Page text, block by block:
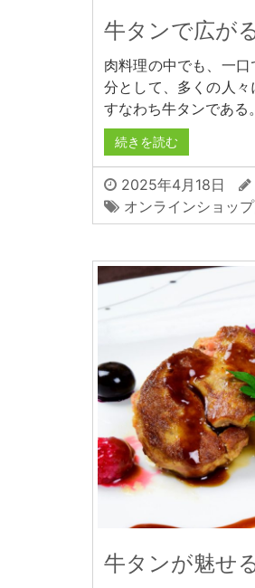
牛タンで広が
肉料理の中でも、一
分として、多くの人々
すなわち牛タンである。
続きを読む
2025年4月18日
オンラインショップ
牛タンが魅せ